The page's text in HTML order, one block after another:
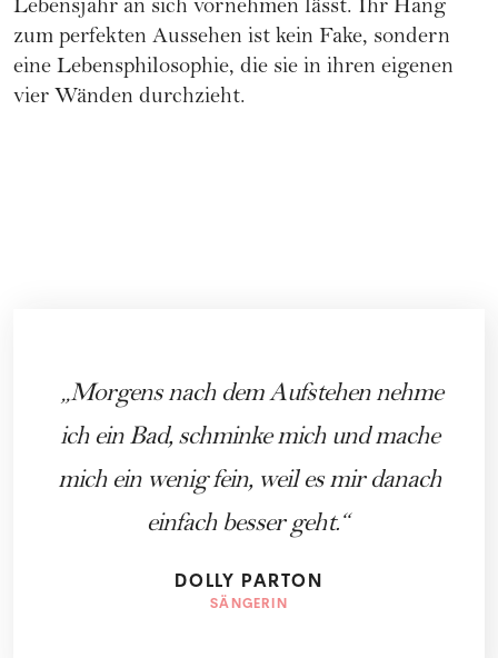
Lebensjahr an sich vornehmen lässt. Ihr Hang
zum perfekten Aussehen ist kein Fake, sondern
eine Lebensphilosophie, die sie in ihren eigenen
vier Wänden durchzieht.
Morgens nach dem Aufstehen nehme
ich ein Bad, schminke mich und mache
mich ein wenig fein, weil es mir danach
einfach besser geht.
DOLLY PARTON
SÄNGERIN